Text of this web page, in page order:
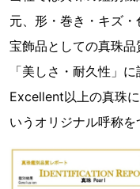
元、形・巻き・キズ
宝飾品としての真珠
「美しさ・耐久性」
Excellent以上の真珠
いうオリジナル呼称を